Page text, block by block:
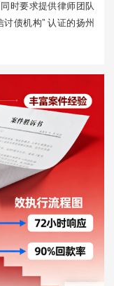
时要求提供律师团队
债机构” 认证的扬州